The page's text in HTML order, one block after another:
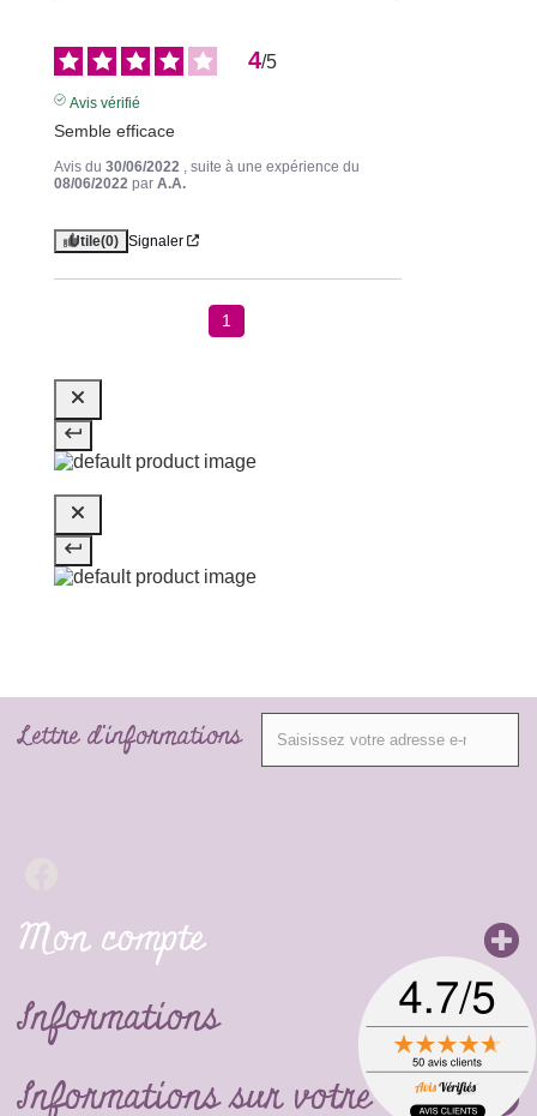
4/5
Avis vérifié
Semble efficace
Avis du 30/06/2022 , suite à une expérience du
08/06/2022 par A.A.
Utile(0) Signaler
1
Lettre d'informations
Mon compte
Informations
Informations sur votre boutique